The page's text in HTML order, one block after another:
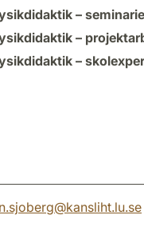
–
–
–
@kansliht.lu.se